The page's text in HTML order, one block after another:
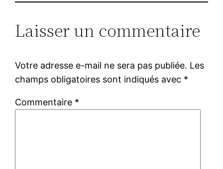
Laisser un commentaire
Votre adresse e-mail ne sera pas publiée. Les
champs obligatoires sont indiqués avec *
Commentaire *